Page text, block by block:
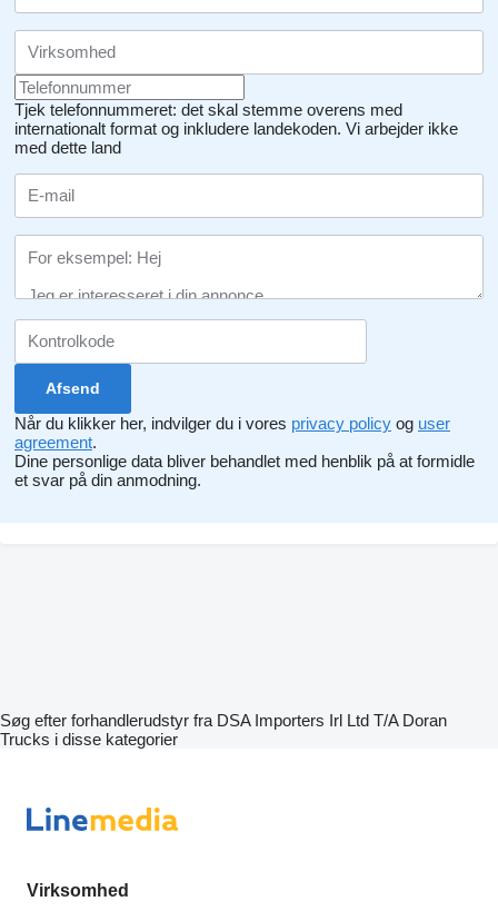
Tjek telefonnummeret: det skal stemme overens med
internationalt format og inkludere landekoden. Vi arbejder ikke
med dette land
Når du klikker her, indvilger du i vores privacy policy og user
agreement.
Dine personlige data bliver behandlet med henblik på at formidle
et svar på din anmodning.
Søg efter forhandlerudstyr fra DSA Importers Irl Ltd T/A Doran
Trucks i disse kategorier
Virksomhed